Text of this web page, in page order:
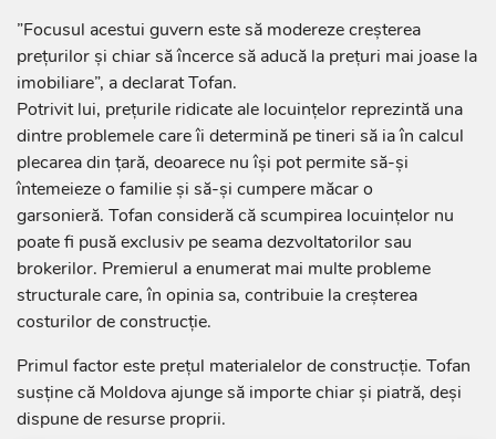
”Focusul acestui guvern este să modereze creșterea
prețurilor și chiar să încerce să aducă la prețuri mai joase la
imobiliare”, a declarat Tofan.
Potrivit lui, prețurile ridicate ale locuințelor reprezintă una
dintre problemele care îi determină pe tineri să ia în calcul
plecarea din țară, deoarece nu își pot permite să-și
întemeieze o familie și să-și cumpere măcar o
garsonieră. Tofan consideră că scumpirea locuințelor nu
poate fi pusă exclusiv pe seama dezvoltatorilor sau
brokerilor. Premierul a enumerat mai multe probleme
structurale care, în opinia sa, contribuie la creșterea
costurilor de construcție.
Primul factor este prețul materialelor de construcție. Tofan
susține că Moldova ajunge să importe chiar și piatră, deși
dispune de resurse proprii.